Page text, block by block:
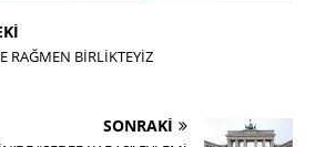
RAĞMEN BİRLİKTEYİZ
SONRAKI